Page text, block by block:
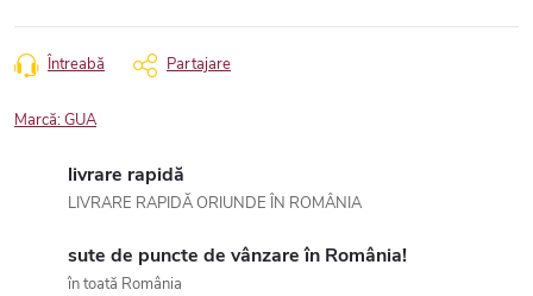
Întreabă Partajare
Marcă:GUA
livrare rapidă
LIVRARE RAPIDĂ ORIUNDE ÎN ROMÂNIA
sute de puncte de vânzare în România!
în toată România